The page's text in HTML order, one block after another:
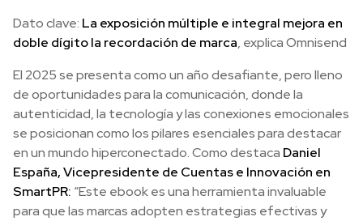
Dato clave: La exposición múltiple e integral mejora en
doble dígito la recordación de marca, explica Omnisend
El 2025 se presenta como un año desafiante, pero lleno
de oportunidades para la comunicación, donde la
autenticidad, la tecnología y las conexiones emocionales
se posicionan como los pilares esenciales para destacar
en un mundo hiperconectado. Como destaca Daniel
España, Vicepresidente de Cuentas e Innovación en
SmartPR: “Este ebook es una herramienta invaluable
para que las marcas adopten estrategias efectivas y